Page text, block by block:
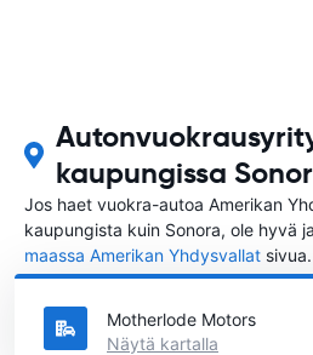
kaupungissa
Jos haet vuokra-autoa Amerikan
kaupungista kuin Sonora, ole hyvä
maassa Amerikan Yhdysvallat
kaupungista Amerikan Yhdysvallat
Motherlode Motors
Näytä kartalla